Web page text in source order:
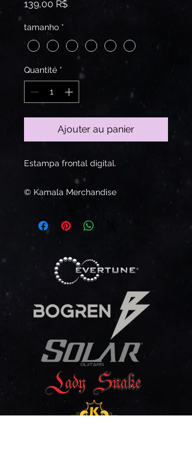
139,00 R$Prix
tamanho *
Quantité *
Ajouter au panier
Estampa frontal digital.
© Kamala Merchandise